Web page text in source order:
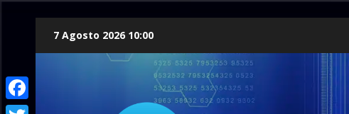
7 Agosto 2026 10:00
Facebook